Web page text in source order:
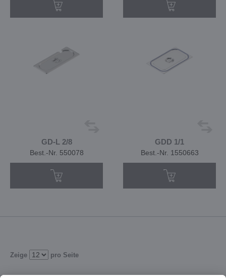
GD-L 2/8
Best.-Nr. 550078
GDD 1/1
Best.-Nr. 1550663
Zeige pro Seite